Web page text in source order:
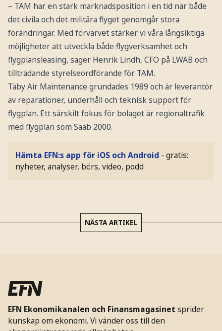
– TAM har en stark marknadsposition i en tid när både
det civila och det militära flyget genomgår stora
förändringar. Med förvärvet stärker vi våra långsiktiga
möjligheter att utveckla både flygverksamhet och
flygplansleasing, säger Henrik Lindh, CFO på LWAB och
tillträdande styrelseordförande för TAM.
Täby Air Maintenance grundades 1989 och är leverantör
av reparationer, underhåll och teknisk support för
flygplan. Ett särskilt fokus för bolaget är regionaltrafik
med flygplan som Saab 2000.
Hämta EFN:s app för iOS och Android - gratis:
nyheter, analyser, börs, video, podd
NÄSTA ARTIKEL
EFN Ekonomikanalen och Finansmagasinet sprider
kunskap om ekonomi. Vi vänder oss till den